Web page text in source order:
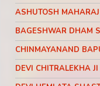
ASHUTOSH MAHARAJ
BAGESHWAR DHAM
CHINMAYANAND
DEVI CHITRALEKHA JI